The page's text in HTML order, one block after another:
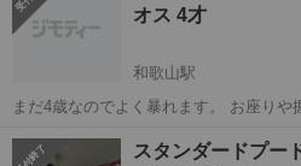
オス 4才
和歌山駅
まだ4歳なのでよく暴れます。 お座りや
ば毎日散歩行ける方 室内飼いを出来る
和歌山 和歌山市 和歌山駅 その
スタンダードプー